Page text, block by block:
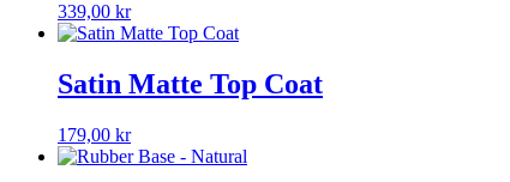
339,00 kr
Satin Matte Top Coat
179,00 kr